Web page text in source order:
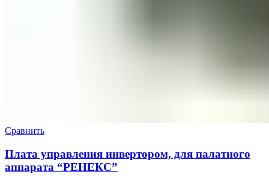
Сравнить
Плата управления инвертором, для палатного
аппарата “РЕНЕКС”